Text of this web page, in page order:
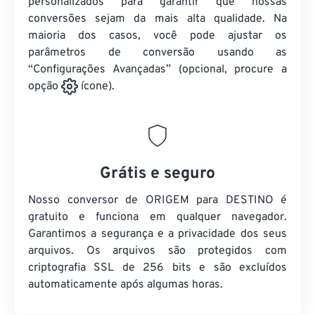
conversões sejam da mais alta qualidade. Na
maioria dos casos, você pode ajustar os
parâmetros de conversão usando as
“Configurações Avançadas” (opcional, procure a
opção
ícone).
Grátis e seguro
Nosso conversor de ORIGEM para DESTINO é
gratuito e funciona em qualquer navegador.
Garantimos a segurança e a privacidade dos seus
arquivos. Os arquivos são protegidos com
criptografia SSL de 256 bits e são excluídos
automaticamente após algumas horas.